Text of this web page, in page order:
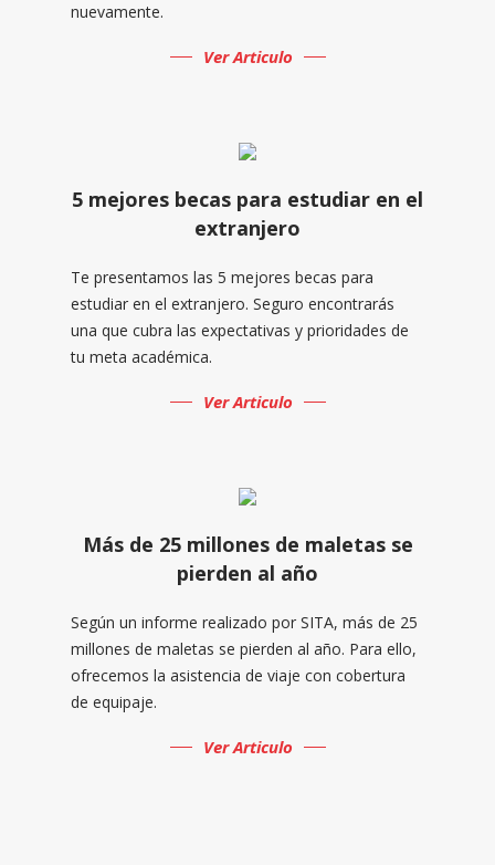
nuevamente.
Ver Articulo
5 mejores becas para estudiar en el
extranjero
Te presentamos las 5 mejores becas para
estudiar en el extranjero. Seguro encontrarás
una que cubra las expectativas y prioridades de
tu meta académica.
Ver Articulo
Más de 25 millones de maletas se
pierden al año
Según un informe realizado por SITA, más de 25
millones de maletas se pierden al año. Para ello,
ofrecemos la asistencia de viaje con cobertura
de equipaje.
Ver Articulo